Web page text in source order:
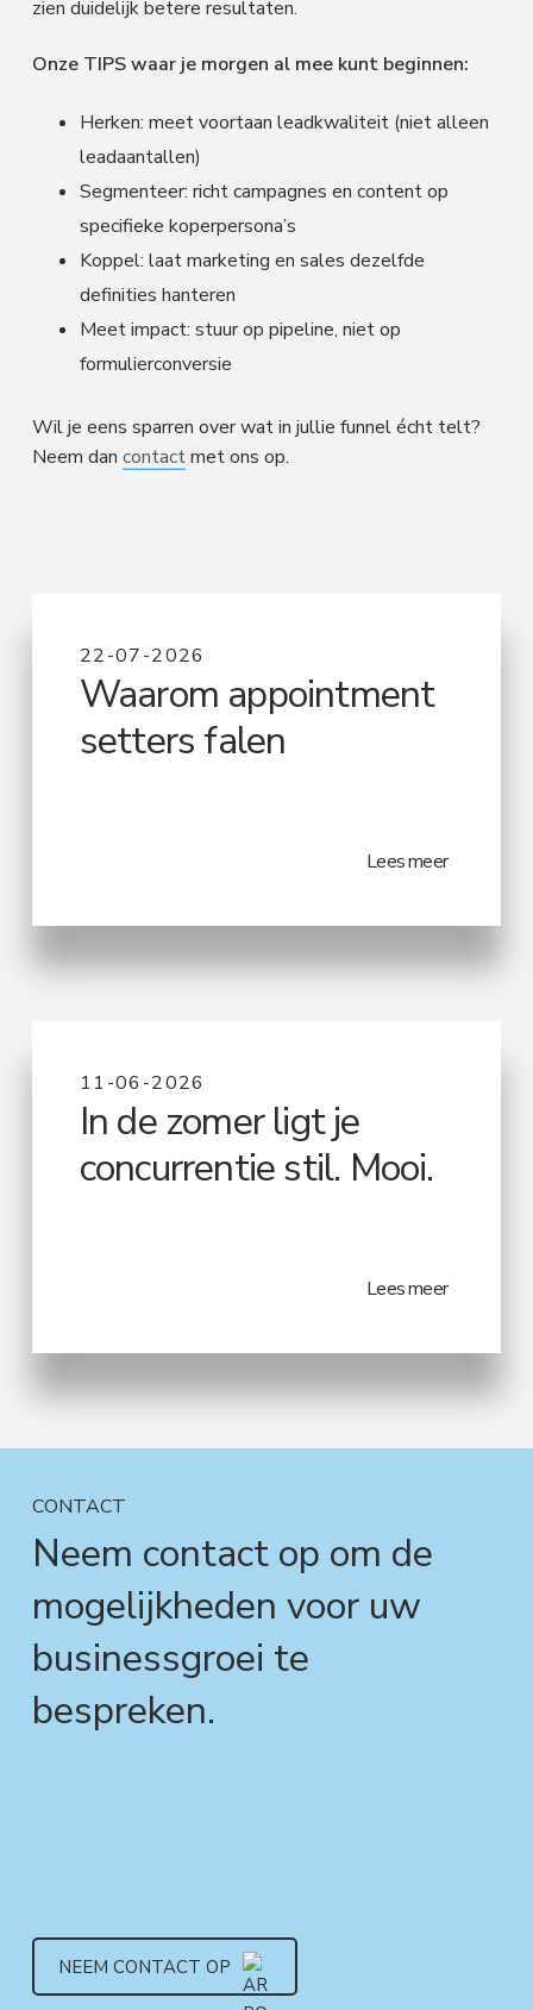
zien duidelijk betere resultaten.
Onze TIPS waar je morgen al mee kunt beginnen:
Herken: meet voortaan leadkwaliteit (niet alleen
leadaantallen)
Segmenteer: richt campagnes en content op
specifieke koperpersona’s
Koppel: laat marketing en sales dezelfde
definities hanteren
Meet impact: stuur op pipeline, niet op
formulierconversie
Wil je eens sparren over wat in jullie funnel écht telt?
Neem dan contactmet ons op.
22-07-2026
Waarom appointment
setters falen
Lees meer
11-06-2026
In de zomer ligt je
concurrentie stil. Mooi.
Lees meer
CONTACT
Neem contact op om de
mogelijkheden voor uw
businessgroei te
bespreken.
NEEM CONTACT OP